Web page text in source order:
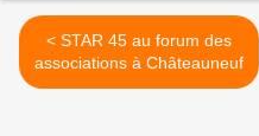
< STAR 45 au forum des
associations à Châteauneuf